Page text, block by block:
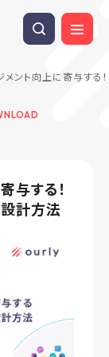
ント向上に寄与する
与する！
計方法